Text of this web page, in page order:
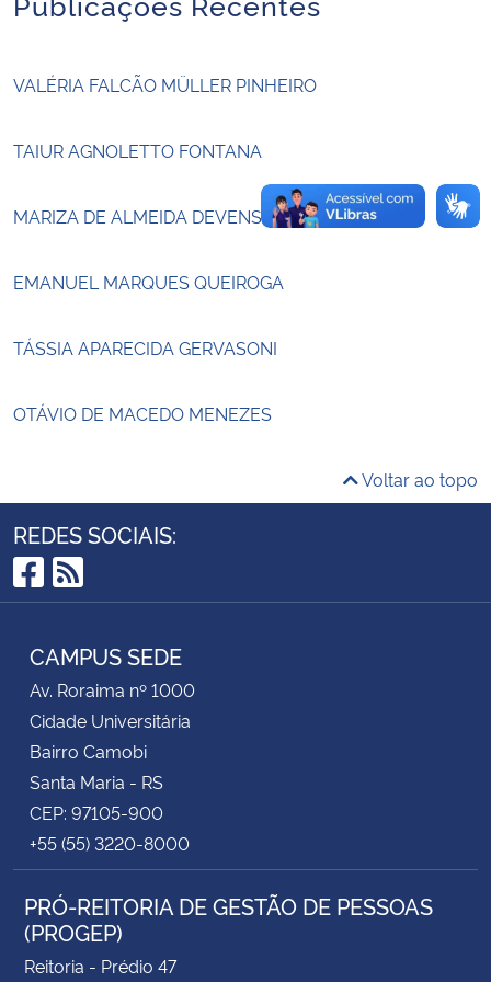
Advocacia-Geral da União
Banco Central do Brasil
Planalto
VALÉRIA FALCÃO MÜLLER PINHEIRO
TAIUR AGNOLETTO FONTANA
MARIZA DE ALMEIDA DEVENS
EMANUEL MARQUES QUEIROGA
TÁSSIA APARECIDA GERVASONI
OTÁVIO DE MACEDO MENEZES
Voltar ao topo
REDES SOCIAIS:
Facebook
RSS
CAMPUS SEDE
Av. Roraima nº 1000
Cidade Universitária
Bairro Camobi
Santa Maria - RS
CEP: 97105-900
+55 (55) 3220-8000
PRÓ-REITORIA DE GESTÃO DE PESSOAS
(PROGEP)
Reitoria - Prédio 47